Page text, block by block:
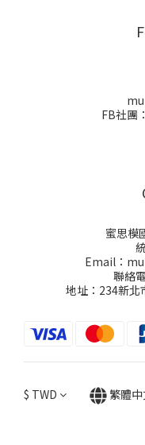
FB社團：
蜜思模
Email：
聯絡
地址：234新北
$ TWD 繁體